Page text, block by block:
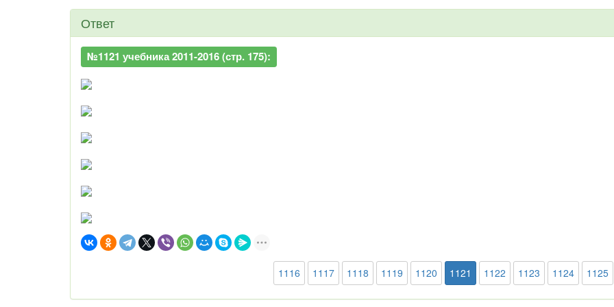
Ответ
№1121 учебника 2011-2016 (стр. 175):
1116 1117 1118 1119 1120 1121 1122 1123 1124 1125